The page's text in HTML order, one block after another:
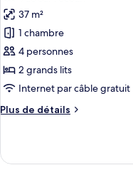
Roll-
In
Shower)
2
grands
lits,
balcon
Accessible,
Roll-
Shower)
pour
ce
type
de
chambre :
Club,
lits,
37 m²
1 chambre
4 personnes
2 grands lits
Internet par câble gratuit
Plus de détails
Plus
le